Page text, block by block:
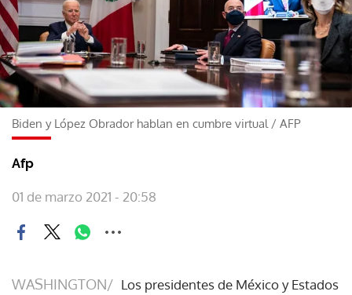
Biden y López Obrador hablan en cumbre virtual / AFP
Afp
01 de marzo 2021 - 20:58
WASHINGTON/ Los presidentes de México y Estados